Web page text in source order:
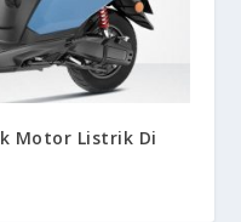
Motor Listrik Di